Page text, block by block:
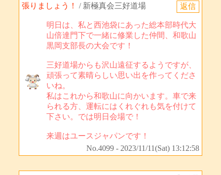
張りましょう！
/ 新極真会三好道場
明日は、私と西池袋にあった総本部時代大
山倍達門下で一緒に修業した仲間、和歌山
黒岡支部長の大会です！
三好道場からも沢山遠征するようですが、
頑張って素晴らしい思い出を作ってくださ
いね。
私はこれから和歌山に向かいます。車で来
られる方、運転にはくれぐれも気を付けて
下さい。では明日会場で！
来週はユースジャパンです！
No.4099 - 2023/11/11(Sat) 13:12:58